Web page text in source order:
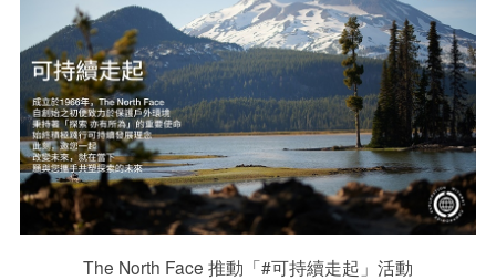
The North Face 推動「#可持續走起」活動